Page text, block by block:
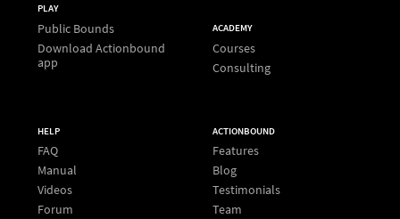
PLAY
Public Bounds
Download Actionbound
app
ACADEMY
Courses
Consulting
HELP
FAQ
Manual
Videos
Forum
ACTIONBOUND
Features
Blog
Testimonials
Team